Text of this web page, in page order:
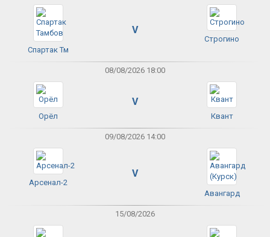
Спартак Тм
V
Строгино
08/08/2026 18:00
Орёл
V
Квант
09/08/2026 14:00
Арсенал-2
V
Авангард
15/08/2026